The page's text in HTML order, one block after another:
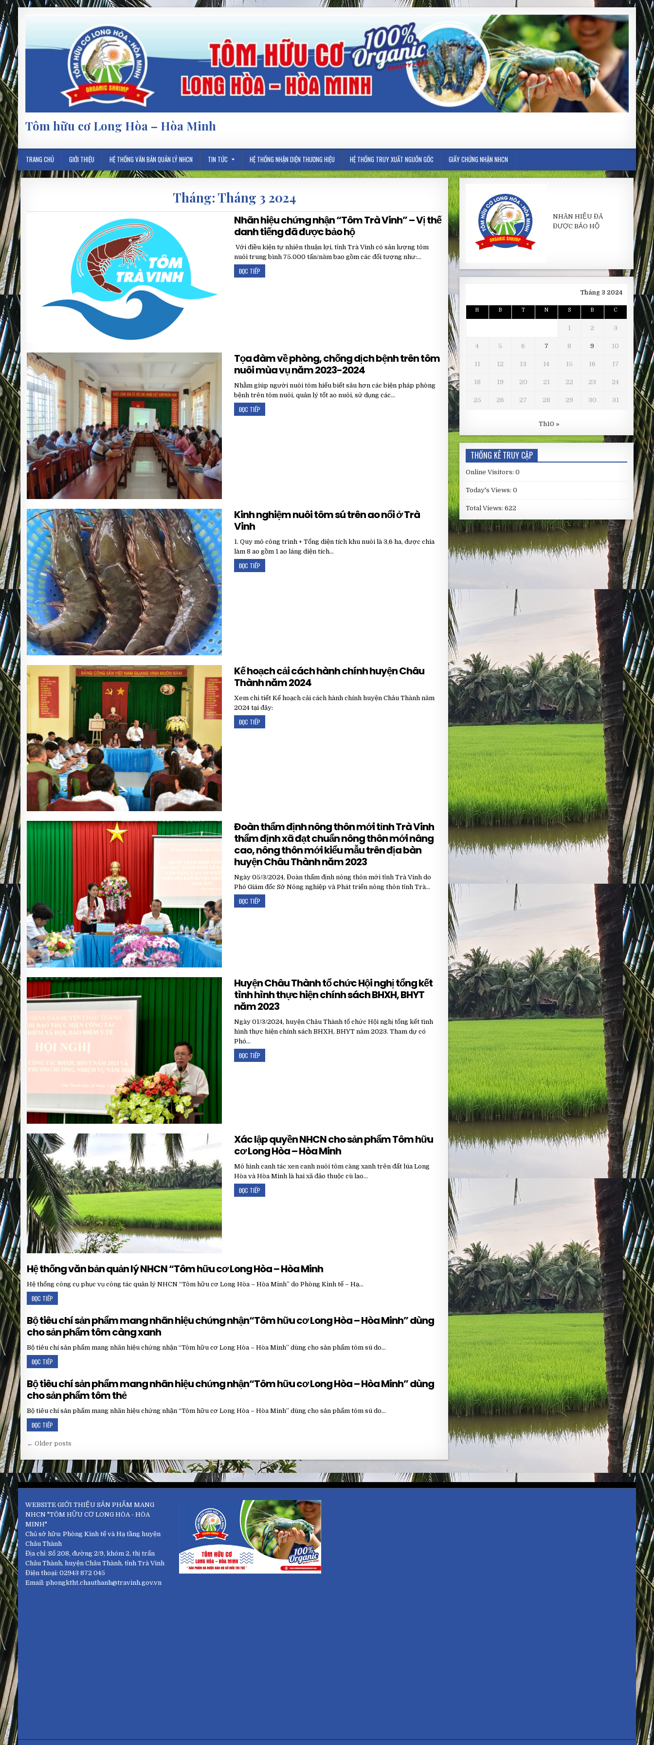
Tôm hữu cơ Long Hòa – Hòa Minh
TRANG CHỦ GIỚI THIỆU HỆ THỐNG VĂN BẢN QUẢN LÝ NHCN TIN TỨC HỆ THỐNG NHẬN DIỆN THƯƠNG HIỆU HỆ THỐNG TRUY XUẤT NGUỒN GỐC GIẤY CHỨNG NHẬN NHCN
Tháng: Tháng 3 2024
Nhãn hiệu chứng nhận “Tôm Trà Vinh” – Vị thế
danh tiếng đã được bảo hộ
Với điều kiện tự nhiên thuận lợi, tỉnh Trà Vinh có sản lượng tôm
nuôi trung bình 75.000 tấn/năm bao gồm các đối tượng như:…
ĐỌC TIẾP
Tọa đàm về phòng, chống dịch bệnh trên tôm
nuôi mùa vụ năm 2023-2024
Nhằm giúp người nuôi tôm hiểu biết sâu hơn các biện pháp phòng
bệnh trên tôm nuôi, quản lý tốt ao nuôi, sử dụng các…
ĐỌC TIẾP
Kinh nghiệm nuôi tôm sú trên ao nổi ở Trà
Vinh
1. Quy mô công trình + Tổng diện tích khu nuôi là 3,6 ha, được chia
làm 8 ao gồm 1 ao láng diện tích…
ĐỌC TIẾP
Kế hoạch cải cách hành chính huyện Châu
Thành năm 2024
Xem chi tiết Kế hoạch cải cách hành chính huyện Châu Thành năm
2024 tại đây:
ĐỌC TIẾP
Đoàn thẩm định nông thôn mới tỉnh Trà Vinh
thẩm định xã đạt chuẩn nông thôn mới nâng
cao, nông thôn mới kiểu mẫu trên địa bàn
huyện Châu Thành năm 2023
Ngày 05/3/2024, Đoàn thẩm định nông thôn mới tỉnh Trà Vinh do
Phó Giám đốc Sở Nông nghiệp và Phát triển nông thôn tỉnh Trà…
ĐỌC TIẾP
Huyện Châu Thành tổ chức Hội nghị tổng kết
tình hình thực hiện chính sách BHXH, BHYT
năm 2023
Ngày 01/3/2024, huyện Châu Thành tổ chức Hội nghị tổng kết tình
hình thực hiện chính sách BHXH, BHYT năm 2023. Tham dự có
Phó…
ĐỌC TIẾP
Xác lập quyền NHCN cho sản phẩm Tôm hữu
cơ Long Hòa – Hòa Minh
Mô hình canh tác xen canh nuôi tôm càng xanh trên đất lúa Long
Hòa và Hòa Minh là hai xã đảo thuộc cù lao…
ĐỌC TIẾP
Hệ thống văn bản quản lý NHCN “Tôm hữu cơ Long Hòa – Hòa Minh
Hệ thống công cụ phục vụ công tác quản lý NHCN “Tôm hữu cơ Long Hòa – Hòa Minh” do Phòng Kinh tế – Hạ…
ĐỌC TIẾP
Bộ tiêu chí sản phẩm mang nhãn hiệu chứng nhận“Tôm hữu cơ Long Hòa – Hòa Minh” dùng
cho sản phẩm tôm càng xanh
Bộ tiêu chí sản phẩm mang nhãn hiệu chứng nhận “Tôm hữu cơ Long Hòa – Hòa Minh” dùng cho sản phẩm tôm sú do…
ĐỌC TIẾP
Bộ tiêu chí sản phẩm mang nhãn hiệu chứng nhận“Tôm hữu cơ Long Hòa – Hòa Minh” dùng
cho sản phẩm tôm thẻ
Bộ tiêu chí sản phẩm mang nhãn hiệu chứng nhận “Tôm hữu cơ Long Hòa – Hòa Minh” dùng cho sản phẩm tôm sú do…
ĐỌC TIẾP
Điều
hướng
bài
viết
← Older posts
NHÃN HIỆU ĐÃ
ĐƯỢC BẢO HỘ
Tháng 3 2024
H B T N S B C
1 2 3
4 5 6 7 8 9 10
11 12 13 14 15 16 17
18 19 20 21 22 23 24
25 26 27 28 29 30 31
Th10 »
THỐNG KÊ TRUY CẬP
Online Visitors: 0
Today's Views: 0
Total Views: 622
WEBSITE GIỚI THIỆU SẢN PHẨM MANG
NHCN "TÔM HỮU CƠ LONG HÒA - HÒA
MINH"
Chủ sở hữu: Phòng Kinh tế và Hạ tầng huyện
Châu Thành
Địa chỉ: Số 208, đường 2/9, khóm 2, thị trấn
Châu Thành, huyện Châu Thành, tỉnh Trà Vinh
Điện thoại: 02943 872 045
Email: phongktht.chauthanh@travinh.gov.vn